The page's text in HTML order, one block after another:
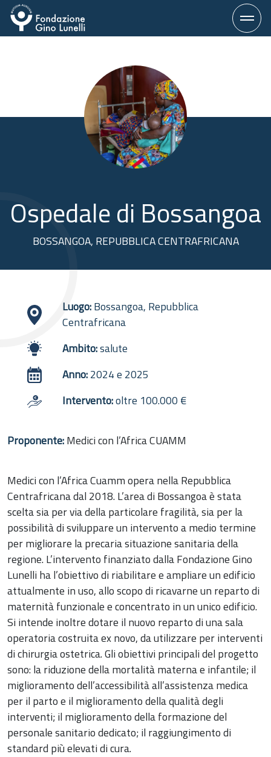
contenuto
Ospedale di Bossangoa
BOSSANGOA, REPUBBLICA CENTRAFRICANA
Proponente:Medici con l’Africa CUAMM
Medici con l’Africa Cuamm opera nella Repubblica
Centrafricana dal 2018. L’area di Bossangoa è stata
scelta sia per via della particolare fragilità, sia per la
possibilità di sviluppare un intervento a medio termine
per migliorare la precaria situazione sanitaria della
regione. L’intervento finanziato dalla Fondazione Gino
Lunelli ha l’obiettivo di riabilitare e ampliare un edificio
attualmente in uso, allo scopo di ricavarne un reparto di
maternità funzionale e concentrato in un unico edificio.
Si intende inoltre dotare il nuovo reparto di una sala
operatoria costruita ex novo, da utilizzare per interventi
di chirurgia ostetrica. Gli obiettivi principali del progetto
sono: la riduzione della mortalità materna e infantile; il
miglioramento dell’accessibilità all’assistenza medica
per il parto e il miglioramento della qualità degli
interventi; il miglioramento della formazione del
personale sanitario dedicato; il raggiungimento di
standard più elevati di cura.
Luogo:Bossangoa, Repubblica
Centrafricana
Ambito:salute
Anno:2024 e 2025
Intervento:oltre 100.000 €